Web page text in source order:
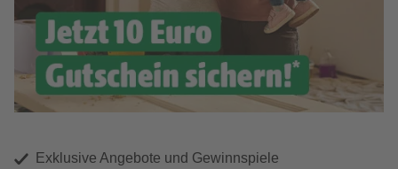
Exklusive Angebote und Gewinnspiele